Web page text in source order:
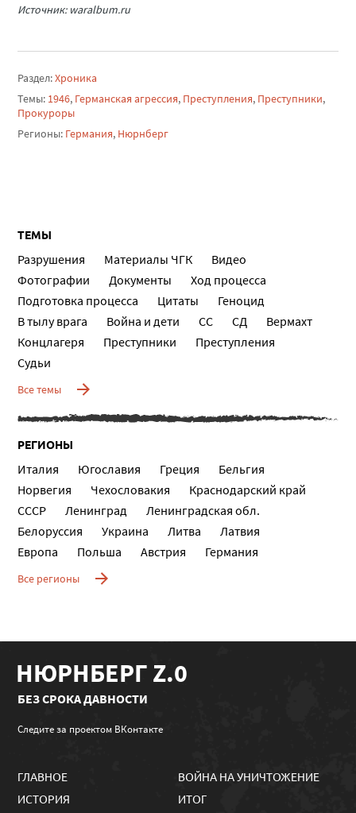
Источник: waralbum.ru
Раздел:Хроника
Темы: 1946, Германская агрессия, Преступления, Преступники,
Прокуроры
Регионы: Германия, Нюрнберг
ТЕМЫ
Разрушения Материалы ЧГК
Видео
Фотографии
Документы
Ход процесса
Подготовка процесса
Цитаты
Геноцид
В тылу врага
Война и дети СС СД
Вермахт
Концлагеря
Преступники
Преступления
Судьи
Все темы
РЕГИОНЫ
Италия Югославия Греция
Бельгия
Норвегия
Чехословакия
Краснодарский край
СССР
Ленинград
Ленинградская обл.
Белоруссия
Украина Литва
Латвия
Европа
Польша Австрия Германия
Все регионы
НЮРНБЕРГ Z.0
БЕЗ СРОКА ДАВНОСТИ
Следите за проектом ВКонтакте
ГЛАВНОЕ
ИСТОРИЯ
ВОЙНА НА УНИЧТОЖЕНИЕ
ИТОГ